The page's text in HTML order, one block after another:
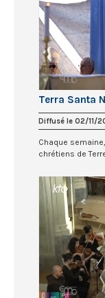
Terra Santa
Diffusé le 02/11/
Chaque
chrétiens de